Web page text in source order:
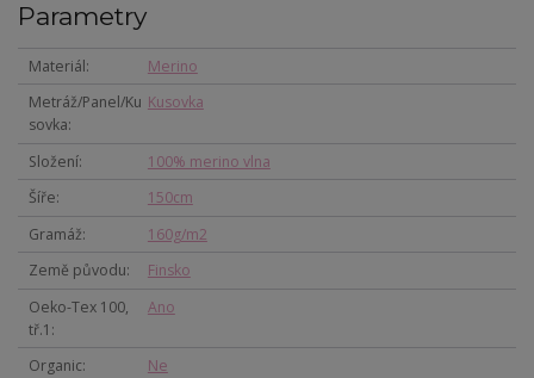
Parametry
Materiál
Merino
Metráž/Panel/Ku
sovka
Kusovka
Složení
100% merino vlna
Šíře
150cm
Gramáž
160g/m2
Země původu
Finsko
Oeko-Tex 100,
tř.1
Ano
Organic
Ne